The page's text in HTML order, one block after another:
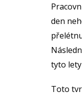
den
tyto
Toto